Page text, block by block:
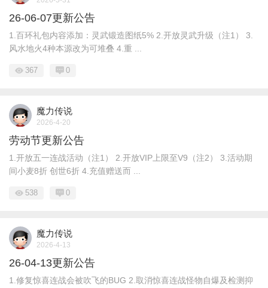
26-06-07更新公告
1.百环礼包内容添加：灵武锻造图纸5% 2.开放灵武升级（注1） 3.
风水地火4种本源改为可堆叠 4.重 ...
367 0
魔力传说
2026-4-20
劳动节更新公告
1.开放五一连战活动（注1） 2.开放VIP上限至V9（注2） 3.活动期
间小麦8折 创世6折 4.充值赠送而 ...
538 0
魔力传说
2026-4-13
26-04-13更新公告
1.修复惊喜连战会被吹飞的BUG 2.取消惊喜连战怪物自爆及检测抑